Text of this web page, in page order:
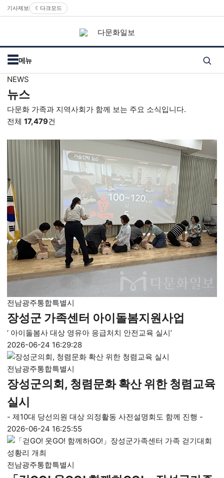
기사제보 ☾ 다크모드
☰메뉴 검색
NEWS
뉴스
다문화 가족과 지역사회가 함께 보는 주요 소식입니다.
전체 17,479건
텍스트보기
이미지와 텍스트 보기
이미지 보기
전남광주통합특별시
장성군 가족센터 아이돌봄지원사업
‘ 아이돌봄사 대상 영유아 응급처치 안전교육 실시’
2026-06-24 16:29:28
전남광주통합특별시
장성군의회, 청렴문화 확산 위한 청렴교육
실시
- 제10대 당선의원 대상 의정활동 사전설명회도 함께 진행 -
2026-06-24 16:25:55
전남광주통합특별시